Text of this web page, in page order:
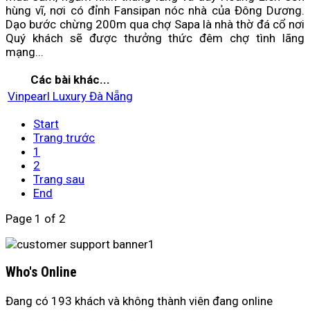
hùng vĩ, nơi có đỉnh Fansipan nóc nhà của Đông Dương.
Dạo bước chừng 200m qua chợ Sapa là nhà thờ đá cổ nơi
Quý khách sẽ được thưởng thức đêm chợ tình lãng
mạng...
Các bài khác...
Vinpearl Luxury Đà Nẵng
Start
Trang trước
1
2
Trang sau
End
Page 1 of 2
Who's Online
Đang có 193 khách và không thành viên đang online